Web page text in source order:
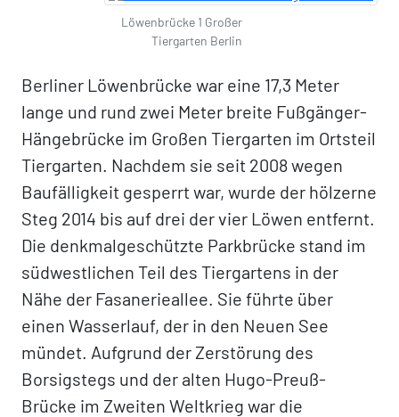
Löwenbrücke 1 Großer
Tiergarten Berlin
Berliner Löwenbrücke war eine 17,3 Meter
lange und rund zwei Meter breite Fußgänger-
Hängebrücke im Großen Tiergarten im Ortsteil
Tiergarten. Nachdem sie seit 2008 wegen
Baufälligkeit gesperrt war, wurde der hölzerne
Steg 2014 bis auf drei der vier Löwen entfernt.
Die denkmalgeschützte Parkbrücke stand im
südwestlichen Teil des Tiergartens in der
Nähe der Fasanerieallee. Sie führte über
einen Wasserlauf, der in den Neuen See
mündet. Aufgrund der Zerstörung des
Borsigstegs und der alten Hugo-Preuß-
Brücke im Zweiten Weltkrieg war die